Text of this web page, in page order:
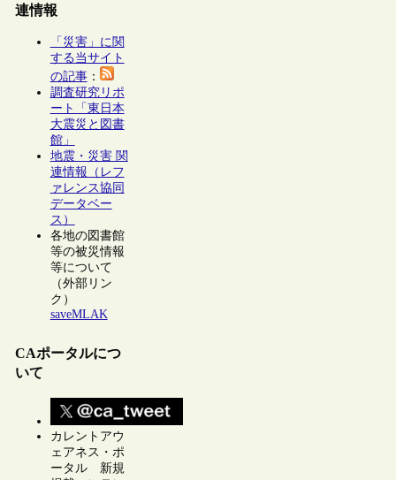
連情報
「災害」に関
する当サイト
の記事：
調査研究リポ
ート「東日本
大震災と図書
館」
地震・災害 関
連情報（レフ
ァレンス協同
データベー
ス）
各地の図書館
等の被災情報
等について
（外部リン
ク）
saveMLAK
CAポータルにつ
いて
カレントアウ
ェアネス・ポ
ータル 新規